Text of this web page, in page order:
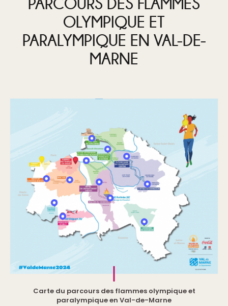
OLYMPIQUE ET
PARALYMPIQUE EN VAL-DE-
MARNE
Carte du parcours des flammes olympique et
paralympique en Val-de-Marne